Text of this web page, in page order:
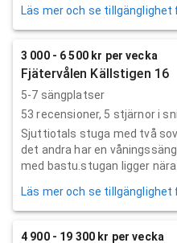
Läs mer och se
3 000 - 6 500 kr per vecka
Fjätervålen Källstigen 16
5-7 sängplatser
53 recensioner, 5 stjärnor i
Sjuttiotals stuga med två
det andra har en
med bastu.stugan ligger nära
Läs mer och se
4 900 - 19 300 kr per vecka